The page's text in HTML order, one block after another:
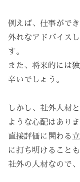
例えば、仕事がで
外れなアドバイス
す。
また、将来的には
辛いでしょう。
しかし、社外人材
ような心配はありま
直接評価に関わる
に打ち明けることも
社外の人材なので